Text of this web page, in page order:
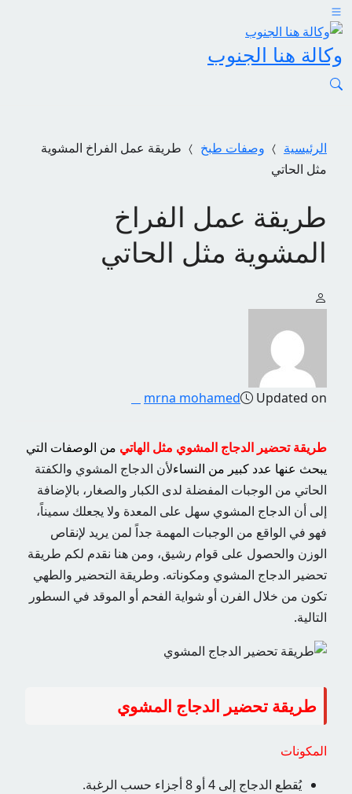
وكالة هنا الجنوب
الرئيسية وصفات طبخ
طريقة عمل الفراخ المشوية
مثل الحاتي
طريقة عمل الفراخ
المشوية مثل الحاتي
mrna mohamed Updated on
طريقة تحضير الدجاج المشوي مثل الهاتي من الوصفات التي
يبحث عنها عدد كبير من النساءلأن الدجاج المشوي والكفتة
الحاتي من الوجبات المفضلة لدى الكبار والصغار، بالإضافة
إلى أن الدجاج المشوي سهل على المعدة ولا يجعلك سميناً،
فهو في الواقع من الوجبات المهمة جداً لمن يريد لإنقاص
الوزن والحصول على قوام رشيق، ومن هنا نقدم لكم طريقة
تحضير الدجاج المشوي ومكوناته. وطريقة التحضير والطهي
تكون من خلال الفرن أو شواية الفحم أو الموقد في السطور
التالية.
طريقة تحضير الدجاج المشوي
المكونات
يُقطع الدجاج إلى 4 أو 8 أجزاء حسب الرغبة.